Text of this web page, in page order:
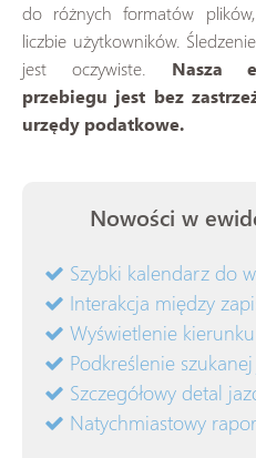
do różnych formatów
liczbie użytkowników.
jest oczywiste. Nasza
przebiegu jest bez
urzędy podatkowe.
Nowości w
Szybki kalendarz do
Interakcja między
Wyświetlenie
Podkreślenie
Szczegółowy detal
Natychmiastowy